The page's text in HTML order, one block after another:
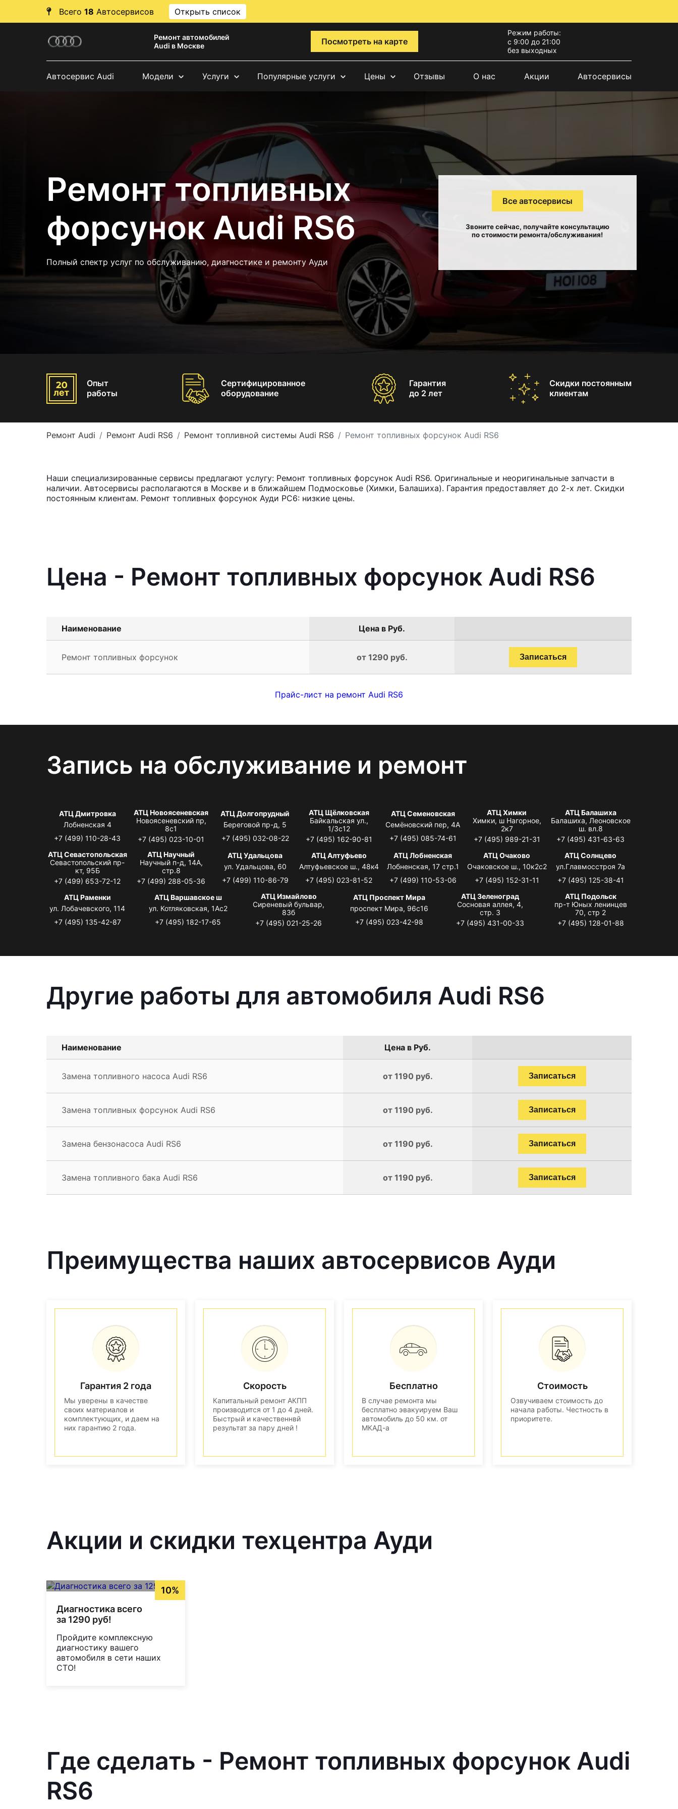
Всего 18 Автосервисов Открыть список
Ремонт автомобилей
Audi в Москве
Посмотреть на карте
Режим работы:
с 9:00 до 21:00
без выходных
Автосервис Audi Модели Услуги Популярные услуги Цены Отзывы О нас Акции Автосервисы
Ремонт топливных
форсунок Audi RS6
Полный спектр услуг по обслуживанию, диагностике и ремонту Ауди
Все автосервисы
Звоните сейчас, получайте консультацию
по стоимости ремонта/обслуживания!
Опыт
работы
Сертифицированное
оборудование
Гарантия
до 2 лет
Скидки постоянным
клиентам
Ремонт Audi Ремонт Audi RS6 Ремонт топливной системы Audi RS6 Ремонт топливных форсунок Audi RS6
Наши специализированные сервисы предлагают услугу: Ремонт топливных форсунок Audi RS6. Оригинальные и неоригинальные запчасти в
наличии. Автосервисы располагаются в Москве и в ближайшем Подмосковье (Химки, Балашиха). Гарантия предоставляет до 2-х лет. Скидки
постоянным клиентам. Ремонт топливных форсунок Ауди РС6: низкие цены.
Цена - Ремонт топливных форсунок Audi RS6
Наименование Цена в Руб.
Ремонт топливных форсунок от 1290 руб. Записаться
Прайс-лист на ремонт Audi RS6
Запись на обслуживание и ремонт
АТЦ Дмитровка
Лобненская 4
+7 (499) 110-28-43
АТЦ Новоясеневская
Новоясеневский пр,
8с1
+7 (495) 023-10-01
АТЦ Долгопрудный
Береговой пр-д, 5
+7 (495) 032-08-22
АТЦ Щёлковская
Байкальская ул.,
1/3с12
+7 (495) 162-90-81
АТЦ Семеновская
Семёновский пер, 4А
+7 (495) 085-74-61
АТЦ Химки
Химки, ш Нагорное,
2к7
+7 (495) 989-21-31
АТЦ Балашиха
Балашиха, Леоновское
ш. вл.8
+7 (495) 431-63-63
АТЦ Севастопольская
Севастопольский пр-
кт, 95Б
+7 (499) 653-72-12
АТЦ Научный
Научный п-д, 14А,
стр.8
+7 (499) 288-05-36
АТЦ Удальцова
ул. Удальцова, 60
+7 (499) 110-86-79
АТЦ Алтуфьево
Алтуфьевское ш., 48к4
+7 (495) 023-81-52
АТЦ Лобненская
Лобненская, 17 стр.1
+7 (499) 110-53-06
АТЦ Очаково
Очаковское ш., 10к2с2
+7 (495) 152-31-11
АТЦ Солнцево
ул.Главмосстроя 7а
+7 (495) 125-38-41
АТЦ Раменки
ул. Лобачевского, 114
+7 (495) 135-42-87
АТЦ Варшавское ш
ул. Котляковская, 1Ас2
+7 (495) 182-17-65
АТЦ Измайлово
Сиреневый бульвар,
83б
+7 (495) 021-25-26
АТЦ Проспект Мира
проспект Мира, 96с16
+7 (495) 023-42-98
АТЦ Зеленоград
Сосновая аллея, 4,
стр. 3
+7 (495) 431-00-33
АТЦ Подольск
пр-т Юных ленинцев
70, стр 2
+7 (495) 128-01-88
Другие работы для автомобиля Audi RS6
Наименование Цена в Руб.
Замена топливного насоса Audi RS6 от 1190 руб. Записаться
Замена топливных форсунок Audi RS6 от 1190 руб. Записаться
Замена бензонасоса Audi RS6 от 1190 руб. Записаться
Замена топливного бака Audi RS6 от 1190 руб. Записаться
Преимущества наших автосервисов Ауди
Гарантия 2 года
Мы уверены в качестве
своих материалов и
комплектующих, и даем на
них гарантию 2 года.
Скорость
Капитальный ремонт АКПП
производится от 1 до 4 дней.
Быстрый и качественнвй
результат за пару дней !
Бесплатно
В случае ремонта мы
бесплатно эвакуируем Ваш
автомобиль до 50 км. от
МКАД-а
Стоимость
Озвучиваем стоимость до
начала работы. Честность в
приоритете.
Акции и скидки техцентра Ауди
10%
Диагностика всего
за 1290 руб!
Пройдите комплексную
диагностику вашего
автомобиля в сети наших
СТО!
Где сделать - Ремонт топливных форсунок Audi
RS6